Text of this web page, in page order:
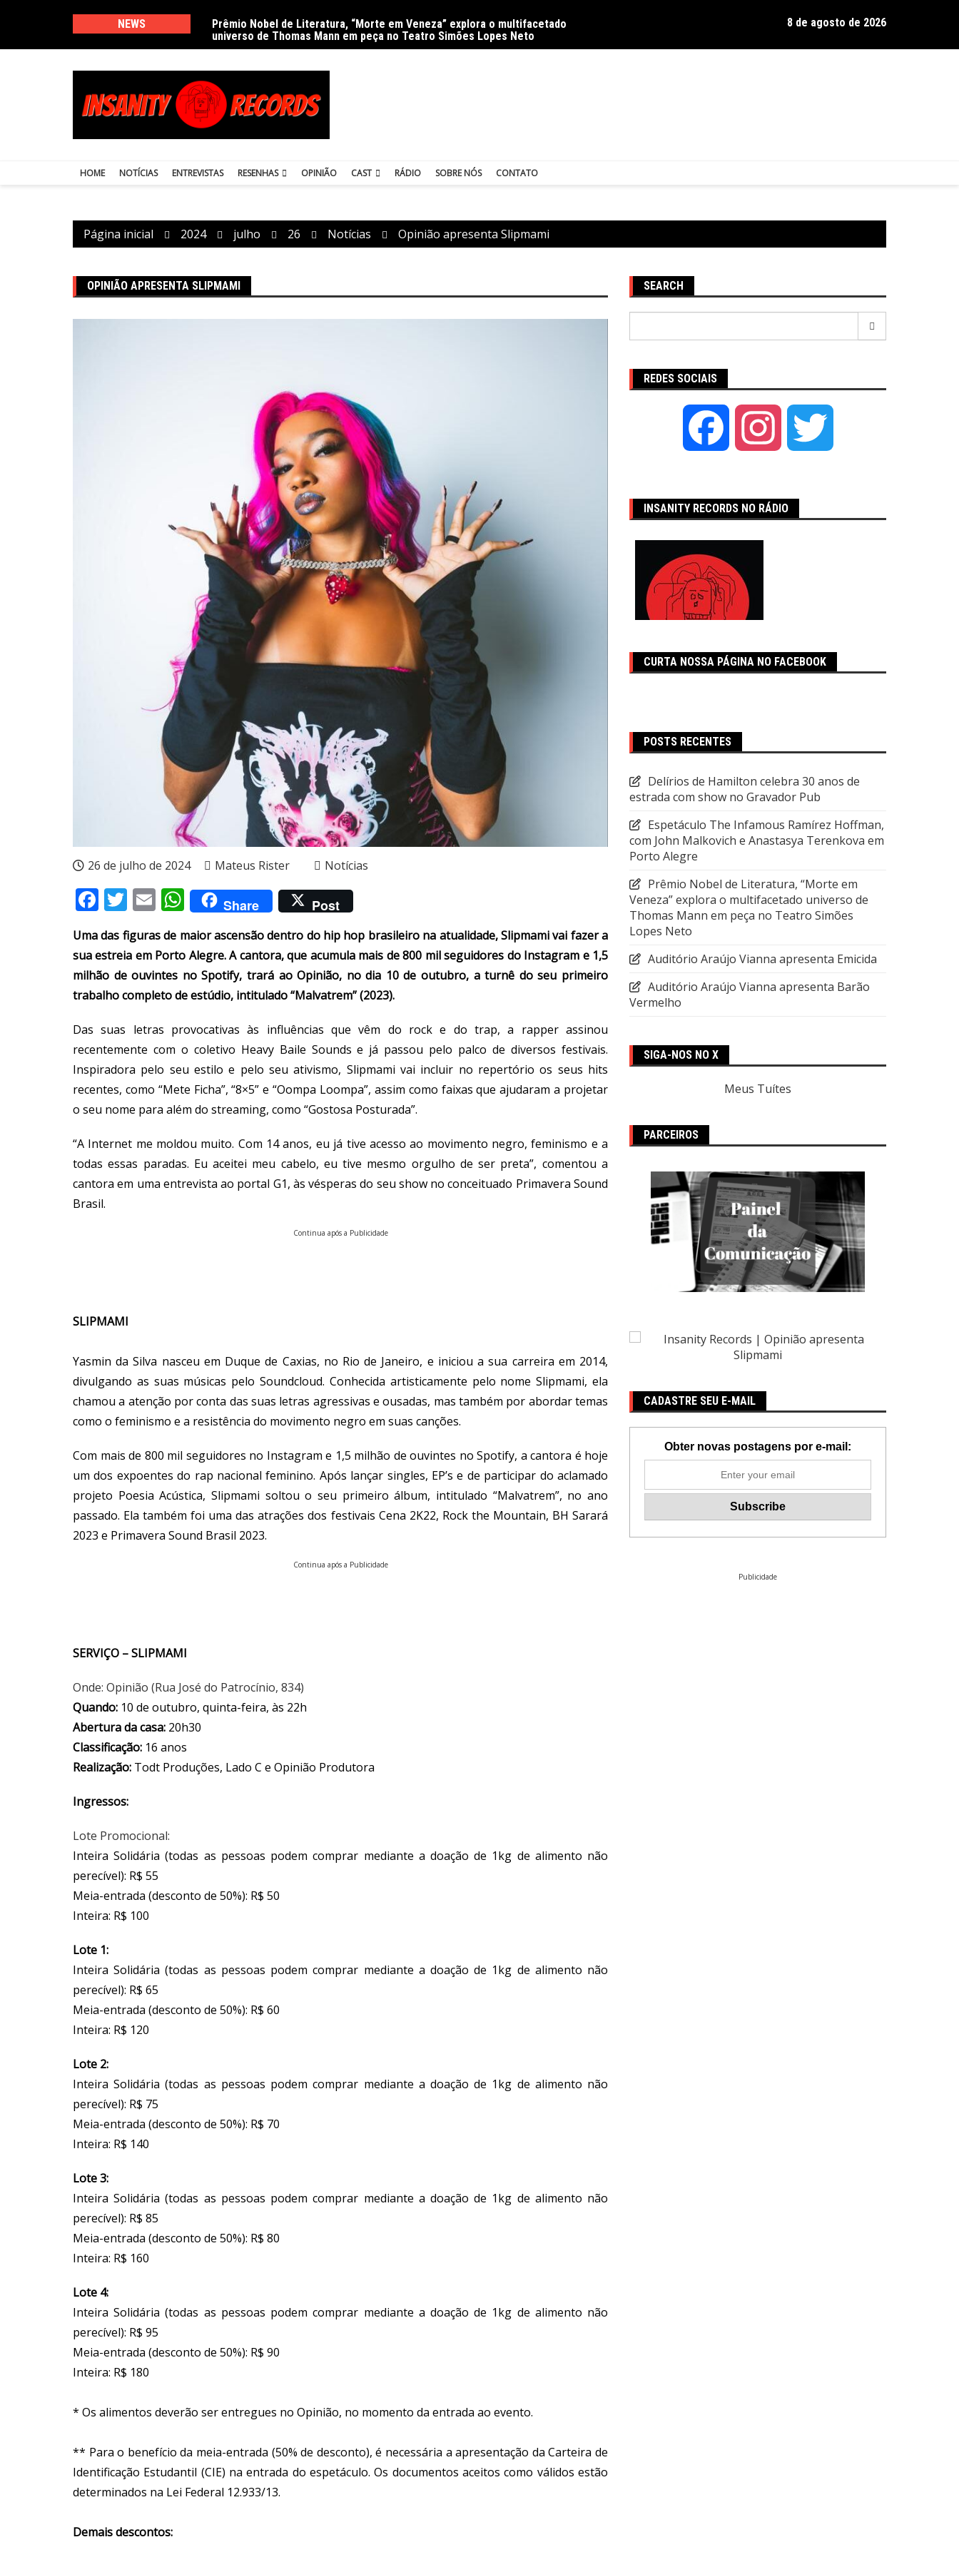
conteúdo
NEWS
Prêmio Nobel de Literatura, “Morte em Veneza” explora o multifacetado
universo de Thomas Mann em peça no Teatro Simões Lopes Neto
Delírios de Hamilton celebra 30 anos de estrada com show no Gravador
8 de agosto de 2026
HOME NOTÍCIAS ENTREVISTAS RESENHAS OPINIÃO CAST RÁDIO SOBRE NÓS CONTATO
Página inicial 2024 julho 26 Notícias Opinião apresenta Slipmami
OPINIÃO APRESENTA SLIPMAMI
26 de julho de 2024 Mateus Rister Notícias
Facebook
Twitter
EmailWhatsApp
Share Post
Uma das figuras de maior ascensão dentro do hip hop brasileiro na atualidade, Slipmami vai fazer a
sua estreia em Porto Alegre. A cantora, que acumula mais de 800 mil seguidores do Instagram e 1,5
milhão de ouvintes no Spotify, trará ao Opinião, no dia 10 de outubro, a turnê do seu primeiro
trabalho completo de estúdio, intitulado “Malvatrem” (2023).
Das suas letras provocativas às influências que vêm do rock e do trap, a rapper assinou
recentemente com o coletivo Heavy Baile Sounds e já passou pelo palco de diversos festivais.
Inspiradora pelo seu estilo e pelo seu ativismo, Slipmami vai incluir no repertório os seus hits
recentes, como “Mete Ficha”, “8×5” e “Oompa Loompa”, assim como faixas que ajudaram a projetar
o seu nome para além do streaming, como “Gostosa Posturada”.
“A Internet me moldou muito. Com 14 anos, eu já tive acesso ao movimento negro, feminismo e a
todas essas paradas. Eu aceitei meu cabelo, eu tive mesmo orgulho de ser preta”, comentou a
cantora em uma entrevista ao portal G1, às vésperas do seu show no conceituado Primavera Sound
Brasil.
Continua após a Publicidade
SLIPMAMI
Yasmin da Silva nasceu em Duque de Caxias, no Rio de Janeiro, e iniciou a sua carreira em 2014,
divulgando as suas músicas pelo Soundcloud. Conhecida artisticamente pelo nome Slipmami, ela
chamou a atenção por conta das suas letras agressivas e ousadas, mas também por abordar temas
como o feminismo e a resistência do movimento negro em suas canções.
Com mais de 800 mil seguidores no Instagram e 1,5 milhão de ouvintes no Spotify, a cantora é hoje
um dos expoentes do rap nacional feminino. Após lançar singles, EP’s e de participar do aclamado
projeto Poesia Acústica, Slipmami soltou o seu primeiro álbum, intitulado “Malvatrem”, no ano
passado. Ela também foi uma das atrações dos festivais Cena 2K22, Rock the Mountain, BH Sarará
2023 e Primavera Sound Brasil 2023.
Continua após a Publicidade
SERVIÇO – SLIPMAMI
Onde: Opinião (Rua José do Patrocínio, 834)
Quando: 10 de outubro, quinta-feira, às 22h
Abertura da casa: 20h30
Classificação: 16 anos
Realização: Todt Produções, Lado C e Opinião Produtora
Ingressos:
Lote Promocional:
Inteira Solidária (todas as pessoas podem comprar mediante a doação de 1kg de alimento não
perecível): R$ 55
Meia-entrada (desconto de 50%): R$ 50
Inteira: R$ 100
Lote 1:
Inteira Solidária (todas as pessoas podem comprar mediante a doação de 1kg de alimento não
perecível): R$ 65
Meia-entrada (desconto de 50%): R$ 60
Inteira: R$ 120
Lote 2:
Inteira Solidária (todas as pessoas podem comprar mediante a doação de 1kg de alimento não
perecível): R$ 75
Meia-entrada (desconto de 50%): R$ 70
Inteira: R$ 140
Lote 3:
Inteira Solidária (todas as pessoas podem comprar mediante a doação de 1kg de alimento não
perecível): R$ 85
Meia-entrada (desconto de 50%): R$ 80
Inteira: R$ 160
Lote 4:
Inteira Solidária (todas as pessoas podem comprar mediante a doação de 1kg de alimento não
perecível): R$ 95
Meia-entrada (desconto de 50%): R$ 90
Inteira: R$ 180
* Os alimentos deverão ser entregues no Opinião, no momento da entrada ao evento.
** Para o benefício da meia-entrada (50% de desconto), é necessária a apresentação da Carteira de
Identificação Estudantil (CIE) na entrada do espetáculo. Os documentos aceitos como válidos estão
determinados na Lei Federal 12.933/13.
Demais descontos:
SEARCH
REDES SOCIAIS
Facebook Instagram
INSANITY RECORDS NO RÁDIO
CURTA NOSSA PÁGINA NO FACEBOOK
POSTS RECENTES
Delírios de Hamilton celebra 30 anos de
estrada com show no Gravador Pub
Espetáculo The Infamous Ramírez Hoffman,
com John Malkovich e Anastasya Terenkova em
Porto Alegre
Prêmio Nobel de Literatura, “Morte em
Veneza” explora o multifacetado universo de
Thomas Mann em peça no Teatro Simões
Lopes Neto
Auditório Araújo Vianna apresenta Emicida
Auditório Araújo Vianna apresenta Barão
Vermelho
SIGA-NOS NO X
Meus Tuítes
PARCEIROS
CADASTRE SEU E-MAIL
Obter novas postagens por e-mail:
Publicidade